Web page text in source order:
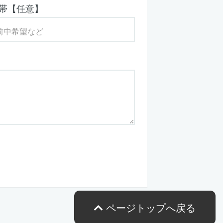
【任意】
ページトップへ戻る